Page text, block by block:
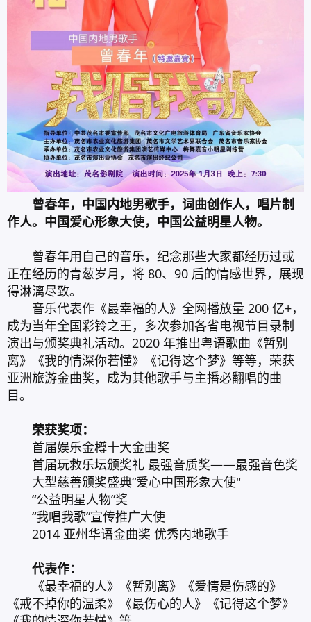
曾春年，中国内地男歌手，词曲创作人，唱片制
作人。中国爱心形象大使，中国公益明星人物。
曾春年用自己的音乐，纪念那些大家都经历过或
正在经历的青葱岁月，将 80、90 后的情感世界，展现
得淋漓尽致。
音乐代表作《最幸福的人》全网播放量 200 亿+，
成为当年全国彩铃之王，多次参加各省电视节目录制
演出与颁奖典礼活动。2020 年推出粤语歌曲《暂别
离》《我的情深你若懂》《记得这个梦》等等，荣获
亚洲旅游金曲奖，成为其他歌手与主播必翻唱的曲
目。
荣获奖项：
首届娱乐金樽十大金曲奖
首届玩救乐坛颁奖礼 最强音质奖——最强音色奖
大型慈善颁奖盛典“爱心中国形象大使"
“公益明星人物”奖
“我唱我歌”宣传推广大使
2014 亚州华语金曲奖 优秀内地歌手
代表作：
《最幸福的人》《暂别离》《爱情是伤感的》
《戒不掉你的温柔》《最伤心的人》《记得这个梦》